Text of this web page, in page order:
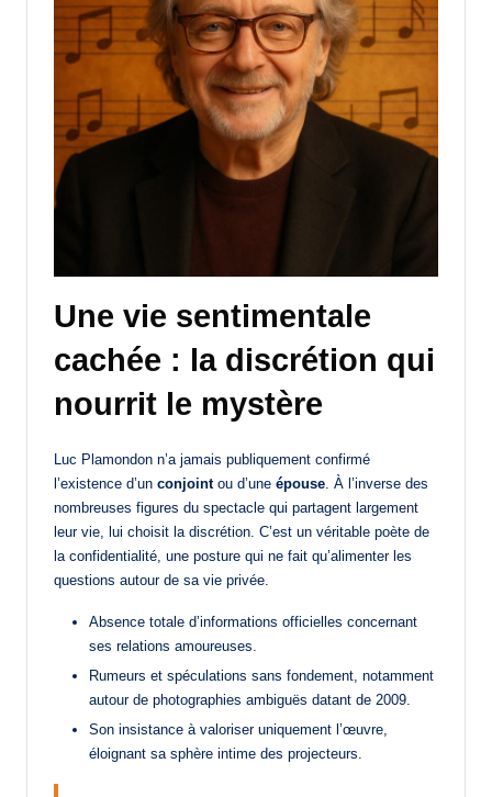
Une vie sentimentale
cachée : la discrétion qui
nourrit le mystère
Luc Plamondon n’a jamais publiquement confirmé
l’existence d’un conjointou d’une épouse. À l’inverse des
nombreuses figures du spectacle qui partagent largement
leur vie, lui choisit la discrétion. C’est un véritable poète de
la confidentialité, une posture qui ne fait qu’alimenter les
questions autour de sa vie privée.
Absence totale d’informations officielles concernant
ses relations amoureuses.
Rumeurs et spéculations sans fondement, notamment
autour de photographies ambiguës datant de 2009.
Son insistance à valoriser uniquement l’œuvre,
éloignant sa sphère intime des projecteurs.